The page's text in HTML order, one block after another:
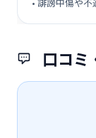
口コミ
• 誹謗中傷や